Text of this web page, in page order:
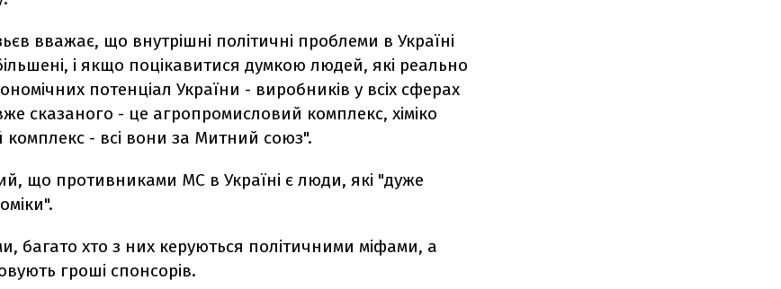
вважає, що внутрішні політичні проблеми в Україні
і якщо поцікавитися думкою людей, які реально
потенціал України - виробників у всіх сферах
сказаного - це агропромисловий комплекс, хіміко
комплекс - всі вони за Митний союз".
що противниками МС в Україні є люди, які "дуже
багато хто з них керуються політичними міфами, а
гроші спонсорів.